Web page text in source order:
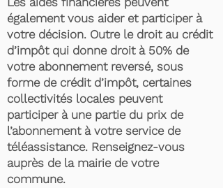
également vous aider et participer à
votre décision. Outre le droit au crédit
d’impôt qui donne droit à 50% de
votre abonnement reversé, sous
forme de crédit d’impôt, certaines
collectivités locales peuvent
participer à une partie du prix de
l’abonnement à votre service de
téléassistance. Renseignez-vous
auprès de la mairie de votre
commune.